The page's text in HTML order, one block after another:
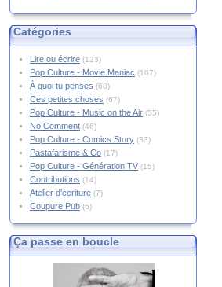
Catégories
Lire ou écrire(123)
Pop Culture - Movie Maniac (107)
À quoi tu penses (68)
Ces petites choses (67)
Pop Culture - Music on the Air(55)
No Comment(46)
Pop Culture - Comics Story(33)
Pastafarisme & Co(17)
Pop Culture - Génération TV(15)
Contributions (14)
Atelier d'écriture(7)
Coupure Pub(6)
Ça passe en boucle